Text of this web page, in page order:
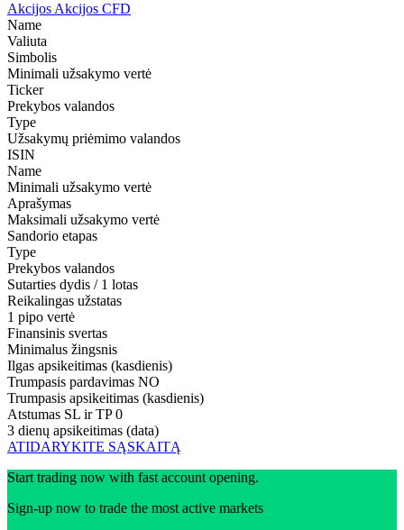
Akcijos Akcijos CFD
Name
Valiuta
Simbolis
Minimali užsakymo vertė
Ticker
Prekybos valandos
Type
Užsakymų priėmimo valandos
ISIN
Name
Minimali užsakymo vertė
Aprašymas
Maksimali užsakymo vertė
Sandorio etapas
Type
Prekybos valandos
Sutarties dydis / 1 lotas
Reikalingas užstatas
1 pipo vertė
Finansinis svertas
Minimalus žingsnis
Ilgas apsikeitimas (kasdienis)
Trumpasis pardavimas NO
Trumpasis apsikeitimas (kasdienis)
Atstumas SL ir TP 0
3 dienų apsikeitimas (data)
ATIDARYKITE SĄSKAITĄ
Start trading now with fast account opening.
Sign-up now to trade the most active markets